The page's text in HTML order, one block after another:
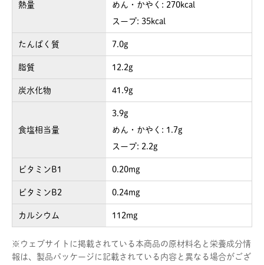
熱量
めん・かやく: 270kcal
スープ: 35kcal
たんぱく質 7.0g
脂質 12.2g
炭水化物 41.9g
食塩相当量
3.9g
めん・かやく: 1.7g
スープ: 2.2g
ビタミンB1 0.20mg
ビタミンB2 0.24mg
カルシウム 112mg
※ ウェブサイトに掲載されている本商品の原材料名と栄養成分情
報は、製品パッケージに記載されている内容と異なる場合がござ